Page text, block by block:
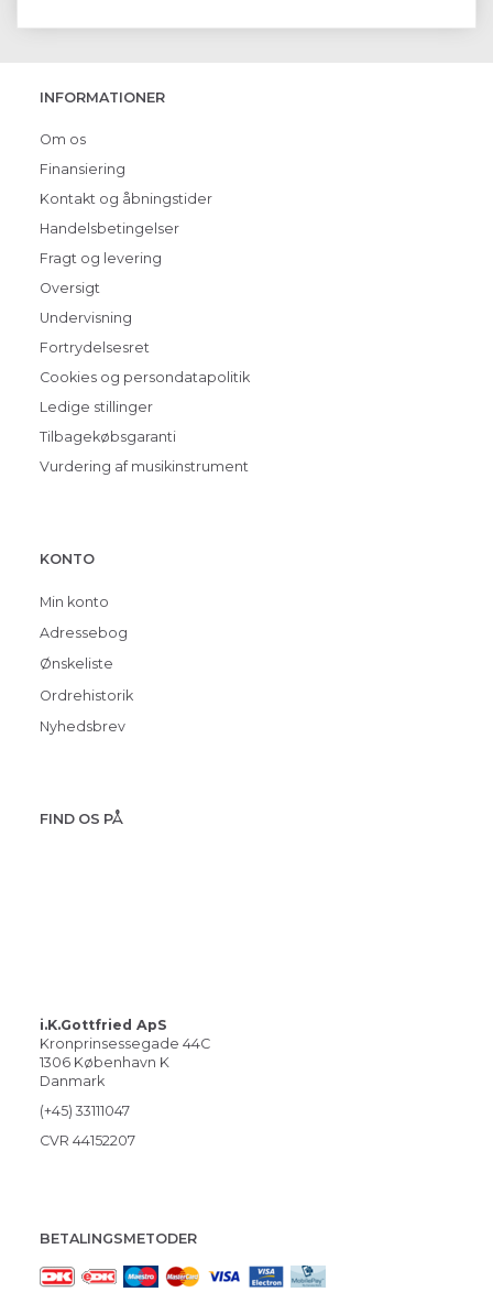
INFORMATIONER
Om os
Finansiering
Kontakt og åbningstider
Handelsbetingelser
Fragt og levering
Oversigt
Undervisning
Fortrydelsesret
Cookies og persondatapolitik
Ledige stillinger
Tilbagekøbsgaranti
Vurdering af musikinstrument
KONTO
Min konto
Adressebog
Ønskeliste
Ordrehistorik
Nyhedsbrev
FIND OS PÅ
i.K.Gottfried ApS
Kronprinsessegade 44C
1306 København K
Danmark
(+45) 33111047
CVR 44152207
BETALINGSMETODER